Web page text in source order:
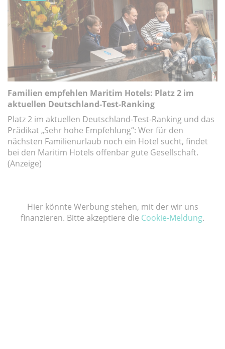
Familien empfehlen Maritim Hotels: Platz 2 im
aktuellen Deutschland-Test-Ranking
Platz 2 im aktuellen Deutschland-Test-Ranking und das
Prädikat „Sehr hohe Empfehlung“: Wer für den
nächsten Familienurlaub noch ein Hotel sucht, findet
bei den Maritim Hotels offenbar gute Gesellschaft.
(Anzeige)
Hier könnte Werbung stehen, mit der wir uns
finanzieren. Bitte akzeptiere die Cookie-Meldung.